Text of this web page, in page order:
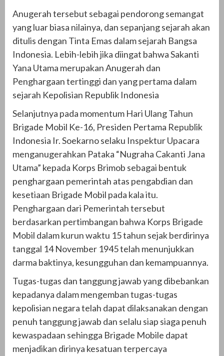
Anugerah tersebut sebagai pendorong semangat
yang luar biasa nilainya, dan sepanjang sejarah akan
ditulis dengan Tinta Emas dalam sejarah Bangsa
Indonesia. Lebih-lebih jika diingat bahwa Sakanti
Yana Utama merupakan Anugerah dan
Penghargaan tertinggi dan yang pertama dalam
sejarah Kepolisian Republik Indonesia
Selanjutnya pada momentum Hari Ulang Tahun
Brigade Mobil Ke-16, Presiden Pertama Republik
Indonesia Ir. Soekarno selaku Inspektur Upacara
menganugerahkan Pataka “Nugraha Cakanti Jana
Utama” kepada Korps Brimob sebagai bentuk
penghargaan pemerintah atas pengabdian dan
kesetiaan Brigade Mobil pada kala itu.
Penghargaan dari Pemerintah tersebut
berdasarkan pertimbangan bahwa Korps Brigade
Mobil dalam kurun waktu 15 tahun sejak berdirinya
tanggal 14 November 1945 telah menunjukkan
darma baktinya, kesungguhan dan kemampuannya.
Tugas-tugas dan tanggung jawab yang dibebankan
kepadanya dalam mengemban tugas-tugas
kepolisian negara telah dapat dilaksanakan dengan
penuh tanggung jawab dan selalu siap siaga penuh
kewaspadaan sehingga Brigade Mobile dapat
menjadikan dirinya kesatuan terpercaya